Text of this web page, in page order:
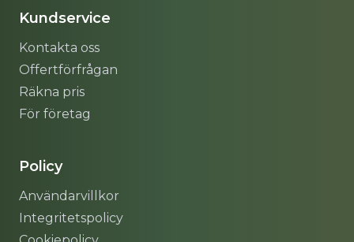
Kundservice
Kontakta oss
Offertförfrågan
Räkna pris
För företag
Policy
Användarvillkor
Integritetspolicy